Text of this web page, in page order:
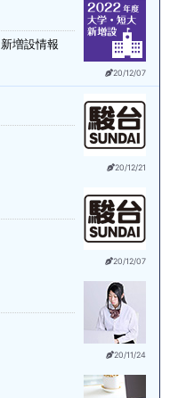
20/12/07
増設情報
20/12/21
20/12/07
20/11/24